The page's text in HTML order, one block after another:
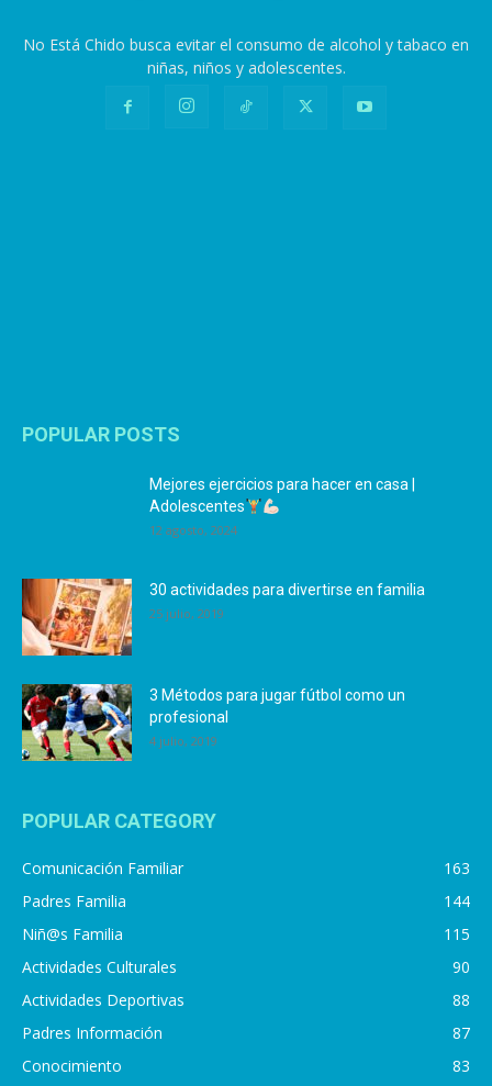
No Está Chido busca evitar el consumo de alcohol y tabaco en
niñas, niños y adolescentes.
POPULAR POSTS
Mejores ejercicios para hacer en casa |
Adolescentes
12 agosto, 2024
30 actividades para divertirse en familia
25 julio, 2019
3 Métodos para jugar fútbol como un
profesional
4 julio, 2019
POPULAR CATEGORY
Comunicación Familiar
163
Padres Familia
144
Niñ@s Familia
115
Actividades Culturales
90
Actividades Deportivas
88
Padres Información
87
Conocimiento
83